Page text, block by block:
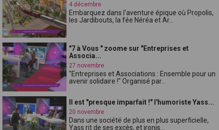
4 décembre
Embarquez dans l'aventure épique où Propolis,
les Jardibouts, la fée Néréa et Ar...
"7 à Vous " zoome sur "Entreprises et
Associa...
27 novembre
"Entreprises et Associations : Ensemble pour un
avenir solidaire !" Organisé par...
Il est "presque imparfait !" l'humoriste Yass...
20 novembre
Dans une société de plus en plus superficielle,
Yass rit de ses excès, et ironis...